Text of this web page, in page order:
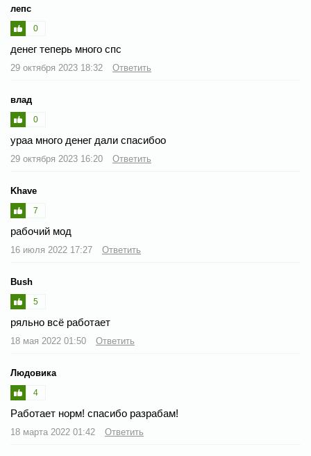
лепс
0
денег теперь много спс
29 октября 2023 18:32 Ответить
влад
0
ураа много денег дали спасибоо
29 октября 2023 16:20 Ответить
Khave
7
рабочий мод
16 июля 2022 17:27 Ответить
Bush
5
ряльно всё работает
18 мая 2022 01:50 Ответить
Людовика
4
Работает норм! спасибо разрабам!
18 марта 2022 01:42 Ответить